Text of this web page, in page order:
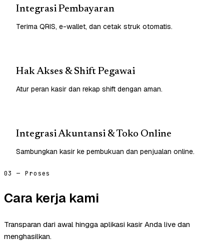
Integrasi Pembayaran
Terima QRIS, e-wallet, dan cetak struk otomatis.
Hak Akses & Shift Pegawai
Atur peran kasir dan rekap shift dengan aman.
Integrasi Akuntansi & Toko Online
Sambungkan kasir ke pembukuan dan penjualan online.
03 — Proses
Cara kerja kami
Transparan dari awal hingga aplikasi kasir Anda live dan
menghasilkan.